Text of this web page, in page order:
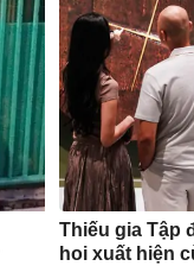
Thiếu gia Tập
hoi xuất hiện